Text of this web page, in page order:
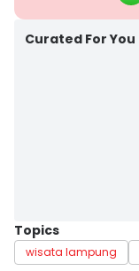
Curated For You
Topics
wisata lampung